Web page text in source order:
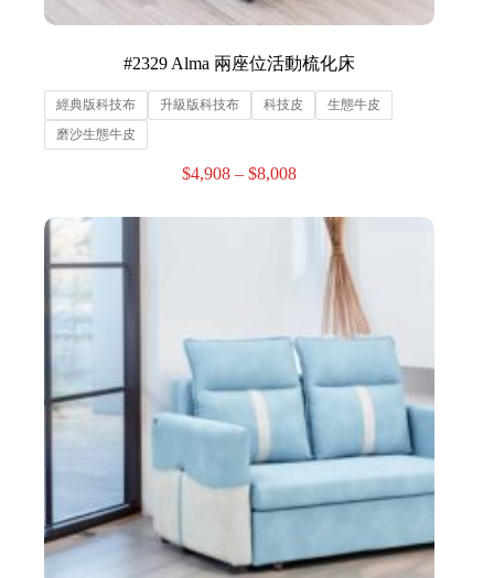
#2329 Alma 兩座位活動梳化床
經典版科技布 升級版科技布 科技皮
生態牛皮
磨沙生態牛皮
$4,908 – $8,008